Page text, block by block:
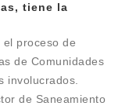
tiene la
proceso de
de Comunidades
involucrados.
de Saneamiento